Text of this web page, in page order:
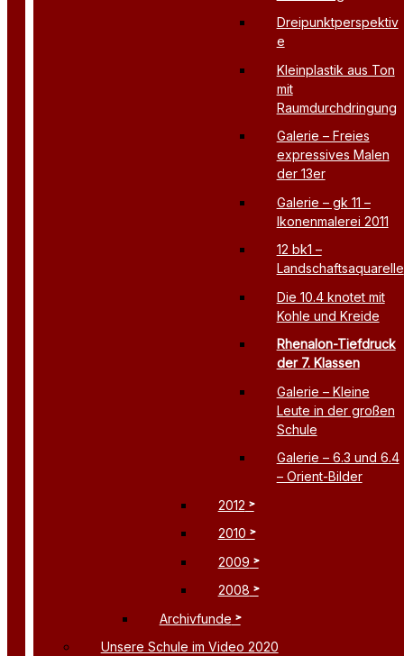
Dreipunktperspektiv
e
Kleinplastik aus Ton
mit
Raumdurchdringung
Galerie – Freies
expressives Malen
der 13er
Galerie – gk 11 –
Ikonenmalerei 2011
12 bk1 –
Landschaftsaquarelle
Die 10.4 knotet mit
Kohle und Kreide
Rhenalon-Tiefdruck
der 7. Klassen
Galerie – Kleine
Leute in der großen
Schule
Galerie – 6.3 und 6.4
– Orient-Bilder
2012
2010
2009
2008
Archivfunde
Unsere Schule im Video 2020